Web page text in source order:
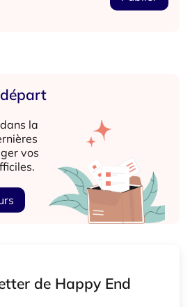
départ
la
vos
de Happy End